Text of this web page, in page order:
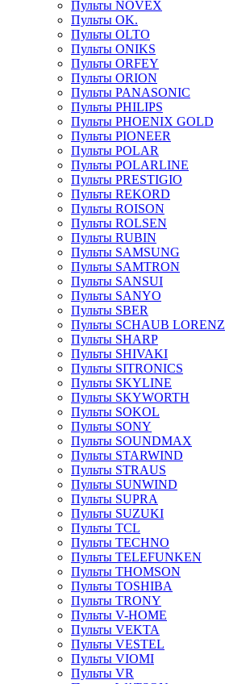
Пульты NOVEX
Пульты OK.
Пульты OLTO
Пульты ONIKS
Пульты ORFEY
Пульты ORION
Пульты PANASONIC
Пульты PHILIPS
Пульты PHOENIX GOLD
Пульты PIONEER
Пульты POLAR
Пульты POLARLINE
Пульты PRESTIGIO
Пульты REKORD
Пульты ROISON
Пульты ROLSEN
Пульты RUBIN
Пульты SAMSUNG
Пульты SAMTRON
Пульты SANSUI
Пульты SANYO
Пульты SBER
Пульты SCHAUB LORENZ
Пульты SHARP
Пульты SHIVAKI
Пульты SITRONICS
Пульты SKYLINE
Пульты SKYWORTH
Пульты SOKOL
Пульты SONY
Пульты SOUNDMAX
Пульты STARWIND
Пульты STRAUS
Пульты SUNWIND
Пульты SUPRA
Пульты SUZUKI
Пульты TCL
Пульты TECHNO
Пульты TELEFUNKEN
Пульты THOMSON
Пульты TOSHIBA
Пульты TRONY
Пульты V-HOME
Пульты VEKTA
Пульты VESTEL
Пульты VIOMI
Пульты VR